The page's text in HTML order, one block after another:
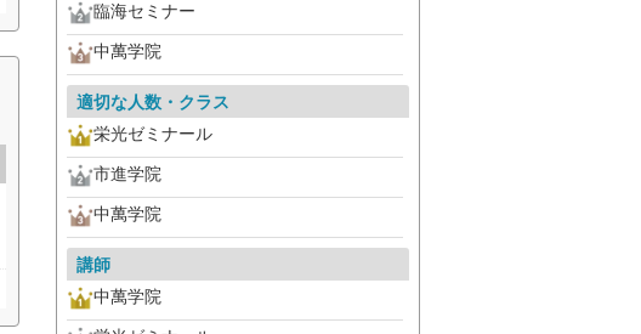
臨海セミナー
中萬学院
適切な人数・クラス
栄光ゼミナール
市進学院
中萬学院
講師
中萬学院